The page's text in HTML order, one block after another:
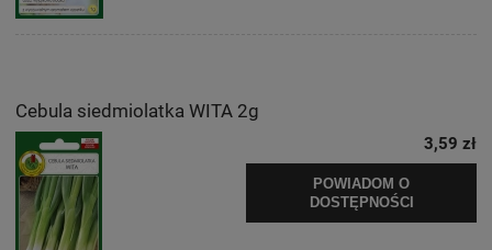
Cebula siedmiolatka WITA 2g
3,59 zł
POWIADOM O
DOSTĘPNOŚCI